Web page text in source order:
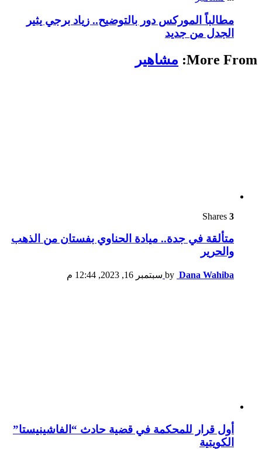
مطالباً الموركس دور بالتوضيح.. زياد برجي يثير
الجدل من جديد
More From: مشاهير
3
متألقة في جدة.. ميادة الحناوي بفستان من الذهب
والحرير
by Dana Wahiba سبتمبر 16, 2023, 12:44 م
أول قرار للمحكمة في قضية حادث “الفاشينيستا”
الكويتية